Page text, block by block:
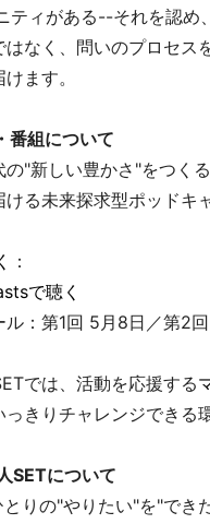
ティがある--それを認め
はなく、問いのプロセス
ます。
番組について
の"新しい豊かさ"をつ
る未来探求型ポッドキ
：
で聴く
ル：第1回 5月8日／第2
では、活動を応援する
きりチャレンジできる
SETについて
とりの"やりたい"を"で